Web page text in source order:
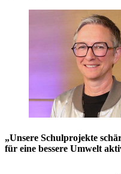
„Unsere Schulprojekte
für eine bessere Umwelt